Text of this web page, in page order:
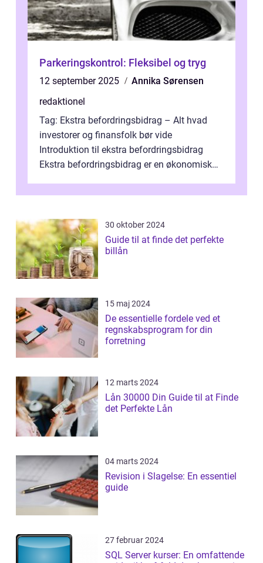
Parkeringskontrol: Fleksibel og tryg
12 september 2025
Annika Sørensen
redaktionel
Tag: Ekstra befordringsbidrag – Alt hvad
investorer og finansfolk bør vide
Introduktion til ekstra befordringsbidrag
Ekstra befordringsbidrag er en økonomisk
30 oktober 2024
Guide til at finde det perfekte
billån
15 maj 2024
De essentielle fordele ved et
regnskabsprogram for din
forretning
12 marts 2024
Lån 30000 Din Guide til at Finde
det Perfekte Lån
04 marts 2024
Revision i Slagelse: En essentiel
guide
27 februar 2024
SQL Server kurser: En omfattende